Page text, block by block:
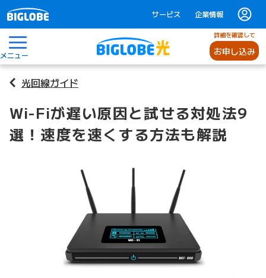
サービス 企業情報
メニュー
詳細を確認して
お申し込み
光回線ガイド
Wi-Fiが遅い原因と試せる対処法9
選！速度を速くする方法も解説